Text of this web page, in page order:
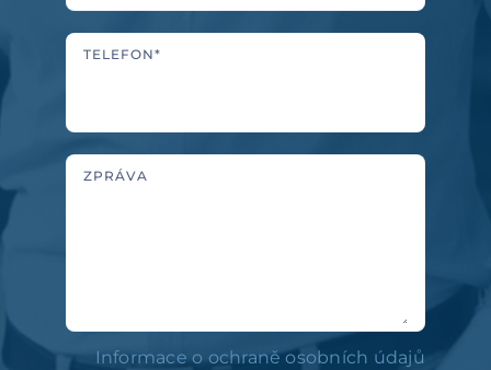
TELEFON*
ZPRÁVA
Informace o ochraně osobních údajů